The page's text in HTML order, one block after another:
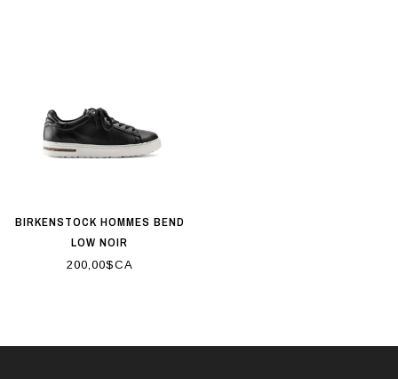
BIRKENSTOCK HOMMES BEND
LOW NOIR
200,00$CA